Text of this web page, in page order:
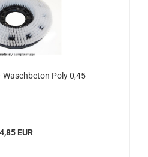
Waschbeton Poly 0,45
EUR